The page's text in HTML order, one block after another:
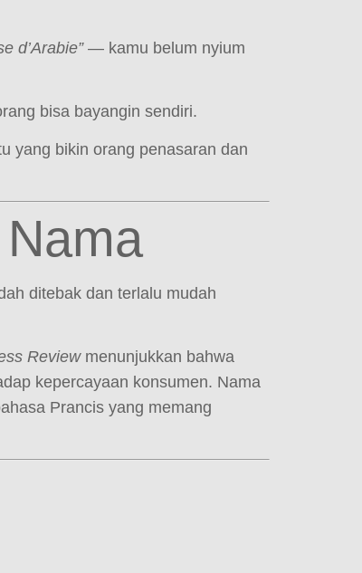
d’Arabie”— kamu belum nyium
bisa bayangin sendiri.
yang bikin orang penasaran dan
ditebak dan terlalu mudah
Reviewmenunjukkan bahwa
kepercayaan konsumen. Nama
Prancis yang memang